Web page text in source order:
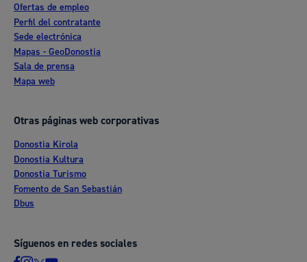
Ofertas de empleo
Perfil del contratante
Sede electrónica
Mapas - GeoDonostia
Sala de prensa
Mapa web
Otras páginas web corporativas
Donostia Kirola
Donostia Kultura
Donostia Turismo
Fomento de San Sebastián
Dbus
Síguenos en redes sociales